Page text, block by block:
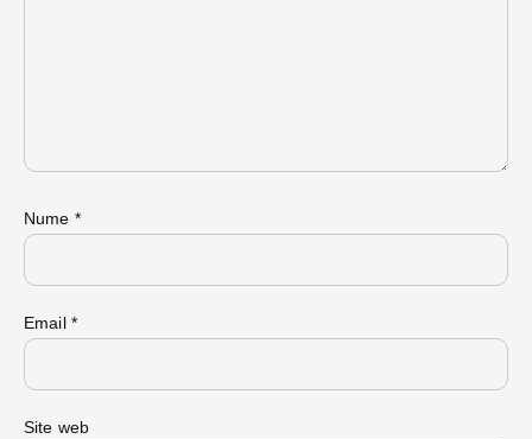
Nume *
Email *
Site web